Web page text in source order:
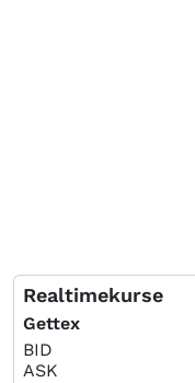
Realtimekurse
Gettex
BID
ASK